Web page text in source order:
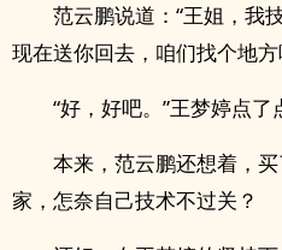
范云鹏说道：“王姐，我
现在送你回去，咱们找个地方
“好，好吧。”王梦婷点了
本来，范云鹏还想着，
家，怎奈自己技术不过关？